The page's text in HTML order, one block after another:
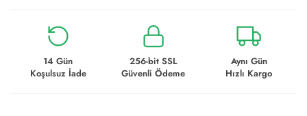
14 Gün
Koşulsuz İade
256-bit SSL
Güvenli Ödeme
Aynı Gün
Hızlı Kargo